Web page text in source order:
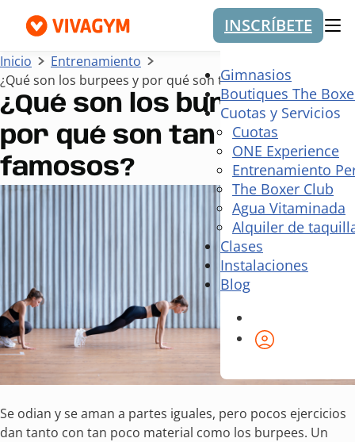
INSCRÍBETE
Gimnasios
Boutiques The
Cuotas y Servicios
Cuotas
ONE Experience
Entrenamiento
The Boxer Club
Agua Vitaminada
Alquiler de
Clases
Instalaciones
Blog
Inicio
Entrenamiento
¿Qué son los burpees y por qué son tan famosos?
¿Qué son los burpees y
por qué son tan
famosos?
Se odian y se aman a partes iguales, pero pocos ejercicios
dan tanto con tan poco material como los burpees. Un